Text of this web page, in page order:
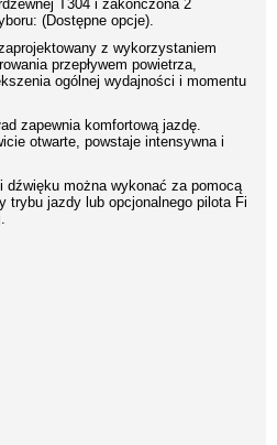
T304 i zakończona 2
(Dostępne opcje).
z wykorzystaniem
przepływem powietrza,
ogólnej wydajności i momentu
zapewnia komfortową jazdę.
otwarte, powstaje intensywna i
dźwięku można wykonać za pomocą
trybu jazdy lub opcjonalnego pilota Fi